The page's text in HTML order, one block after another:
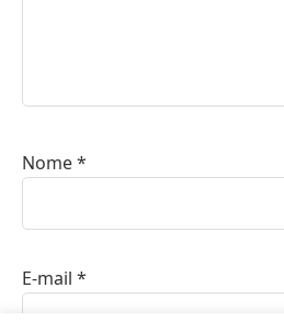
Nome*
E-mail *